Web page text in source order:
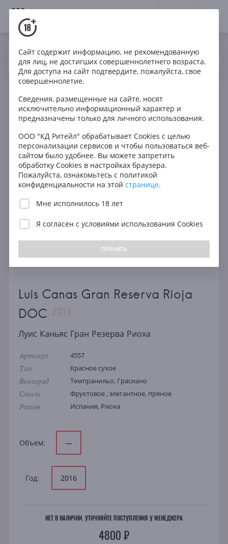
18+
Ваш город Москва ? Да
Вино Красное Сухое
Испания
Luis Canas Gran Reserva Rioja DOC
Luis Canas Gran Reserva Rioja
DOC 2016
Луис Каньяс Гран Резерва Риоха
Артикул 4557
Тип Красное сухое
Виноград Темпранильо, Грасиано
Стиль Фруктовое , элегантное, пряное
Регион Испания, Риоха
Объем: —
Год: 2016
НЕТ В НАЛИЧИИ. УТОЧНЯЙТЕ ПОСТУПЛЕНИЯ У МЕНЕДЖЕРА
4800 ₽
Сайт содержит информацию, не рекомендованную
для лиц, не достигших совершеннолетнего возраста.
Для доступа на сайт подтвердите, пожалуйста, свое
совершеннолетие.
Сведения, размещенные на сайте, носят
исключительно информационный характер и
предназначены только для личного использования.
ООО "КД Ритейл" обрабатывает Cookies с целью
персонализации сервисов и чтобы пользоваться веб-
сайтом было удобнее. Вы можете запретить
обработку Cookies в настройках браузера.
Пожалуйста, ознакомьтесь с политикой
конфиденциальности на этой странице.
Мне исполнилось 18 лет
Я согласен с условиями использования Cookies
ПРИНЯТЬ